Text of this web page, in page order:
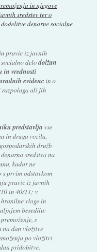
in njegove
sredstev ter o
denarne socialne
pravic iz javnih
socialno delodolžan
in vrednosti
evidencin o
razpolaga ali jih
predstavlja vse
in druga vozila,
družb
, denarna sredstva na
kadar ne
prvim odstavkom
pravic iz javnih
in 40/11; v
vloge in
besedilu:
s
na dan vložitve
po vložitvi
pridobitve.